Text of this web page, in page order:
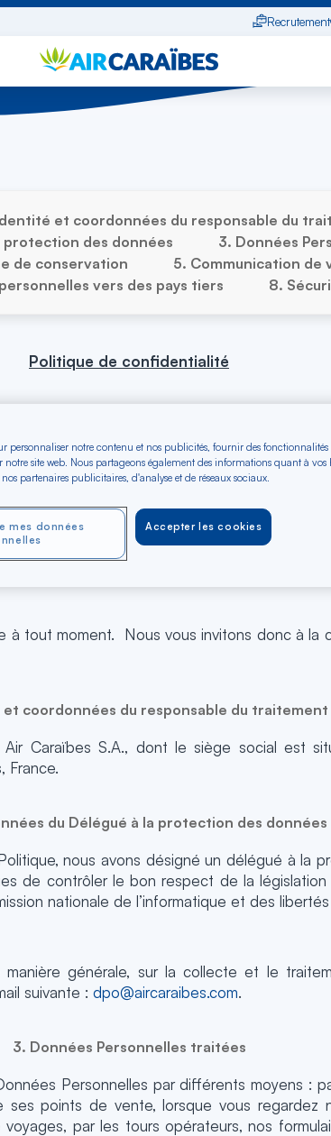
Recrutement
et coordonnées du responsable du
protection des données
3. Données
de conservation
5. Communication de
vers des pays tiers 8.
Politique de confidentialité
dénommée la « Politique) a pour objectif
(ci-après une ou les « Donnée(s)
avril 2016 relatif à la protection des
de ces données (ci-après dénommé
à tout moment. Nous vous invitons donc à la
et coordonnées du responsable du traitement
Caraïbes S.A., dont le siège social est
France.
du Délégué à la protection des données
nous avons désigné un délégué à la
de contrôler le bon respect de la
nationale de l’informatique et des libertés
générale, sur la collecte et le
suivante : dpo@aircaraibes.com.
3. Données Personnelles traitées
Personnelles par différents moyens :
ses points de vente, lorsque vous regardez
par les tours opérateurs, nos
personnaliser notre contenu et nos publicités, fournir des fonctionnalités
notre site web. Nous partageons également des informations quant à vos
partenaires publicitaires, d'analyse et de réseaux sociaux.
Accepter les cookies
mes données